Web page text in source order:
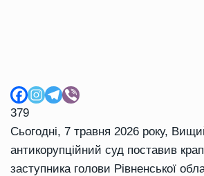
379
Сьогодні, 7 травня 2026 року,
антикорупційний суд поставив
заступника голови Рівненської